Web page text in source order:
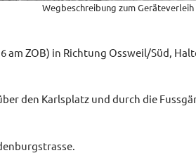
Wegbeschreibung zum Geräteverleih
ZOB) in Richtung Ossweil/Süd,
den Karlsplatz und durch die